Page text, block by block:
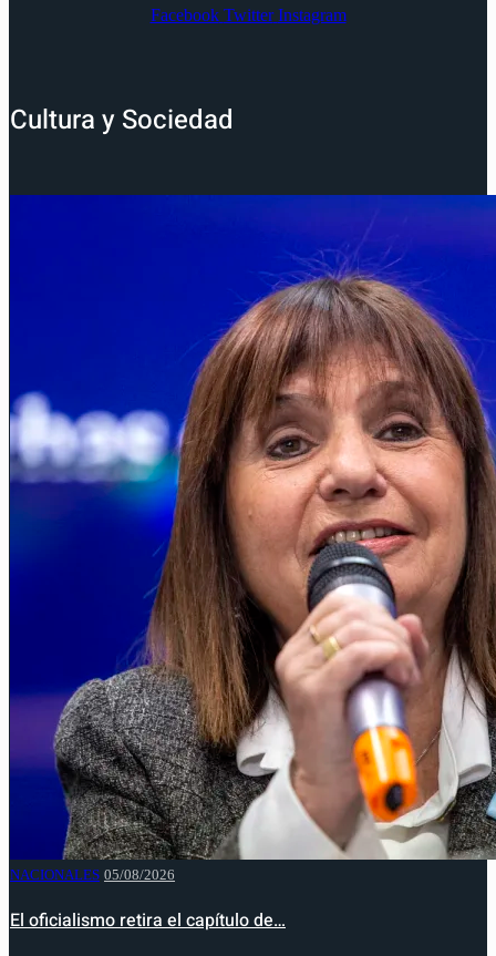
Facebook Twitter Instagram
Cultura y Sociedad
NACIONALES 05/08/2026
El oficialismo retira el capítulo de…